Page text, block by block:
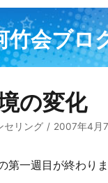
竹会ブロ
の変化
セリング 2007年4月
第一週目が終わり